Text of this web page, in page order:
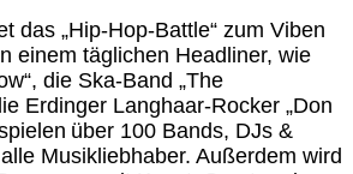
das „Hip-Hop-Battle“ zum Viben
einem täglichen Headliner, wie
die Ska-Band „The
Erdinger Langhaar-Rocker „Don
über 100 Bands, DJs &
Musikliebhaber. Außerdem wird